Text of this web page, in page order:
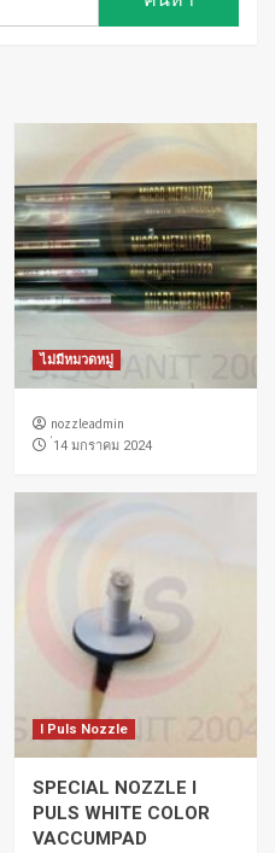
ไม่มีหมวดหมู่
nozzleadmin
่14 มกราคม 2024
I Puls Nozzle
SPECIAL NOZZLE I
PULS WHITE COLOR
VACCUMPAD